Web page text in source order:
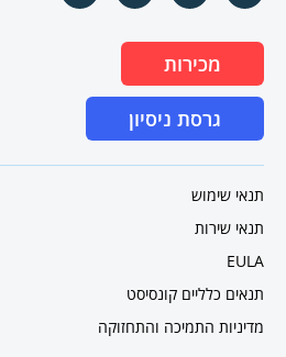
מכירות
גרסת ניסיון
תנאי שימוש
תנאי שירות
EULA
תנאים כלליים קונסיסט
מדיניות התמיכה והתחזוקה